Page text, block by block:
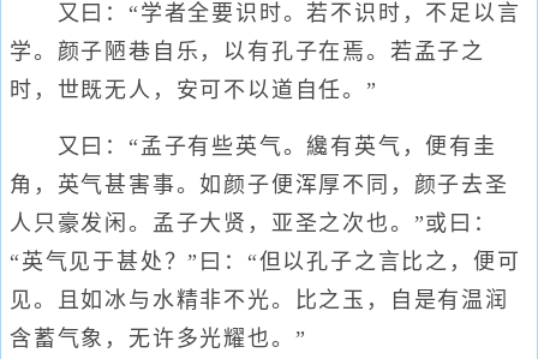
又曰：“学者全要识时。若不识时，不足以言
学。颜子陋巷自乐，以有孔子在焉。若孟子之
时，世既无人，安可不以道自任。”
又曰：“孟子有些英气。纔有英气，便有圭
角，英气甚害事。如颜子便浑厚不同，颜子去圣
人只豪发闲。孟子大贤，亚圣之次也。”或曰：
“英气见于甚处？”曰：“但以孔子之言比之，便可
见。且如冰与水精非不光。比之玉，自是有温润
含蓄气象，无许多光耀也。”